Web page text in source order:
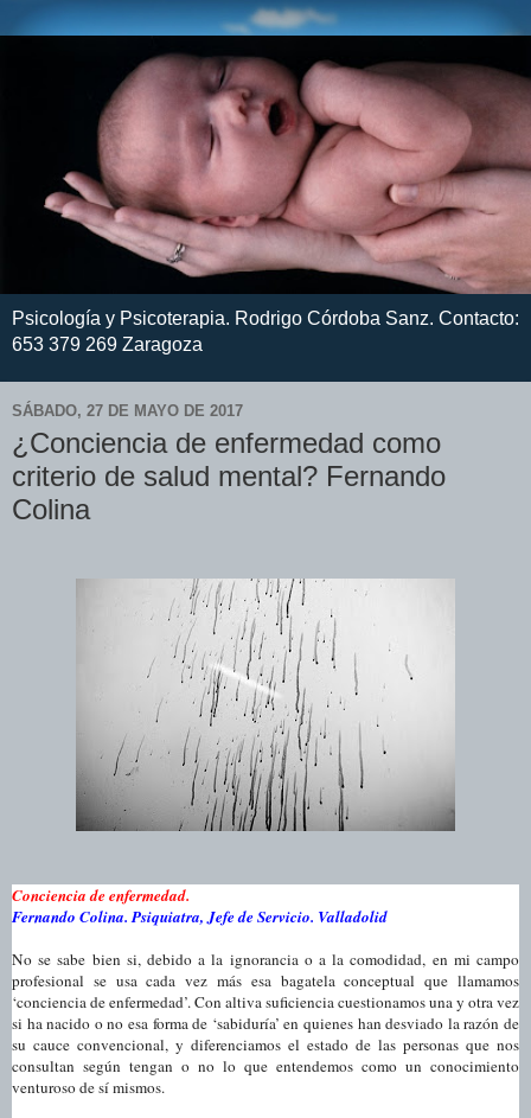
Psicología y Psicoterapia. Rodrigo Córdoba Sanz. Contacto:
653 379 269 Zaragoza
SÁBADO, 27 DE MAYO DE 2017
¿Conciencia de enfermedad como
criterio de salud mental? Fernando
Colina
Conciencia de enfermedad.
Fernando Colina. Psiquiatra, Jefe de Servicio. Valladolid
No se sabe bien si, debido a la ignorancia o a la comodidad, en mi campo
profesional se usa cada vez más esa bagatela conceptual que llamamos
‘conciencia de enfermedad’. Con altiva suficiencia cuestionamos una y otra vez
si ha nacido o no esa forma de ‘sabiduría’ en quienes han desviado la razón de
su cauce convencional, y diferenciamos el estado de las personas que nos
consultan según tengan o no lo que entendemos como un conocimiento
venturoso de sí mismos.